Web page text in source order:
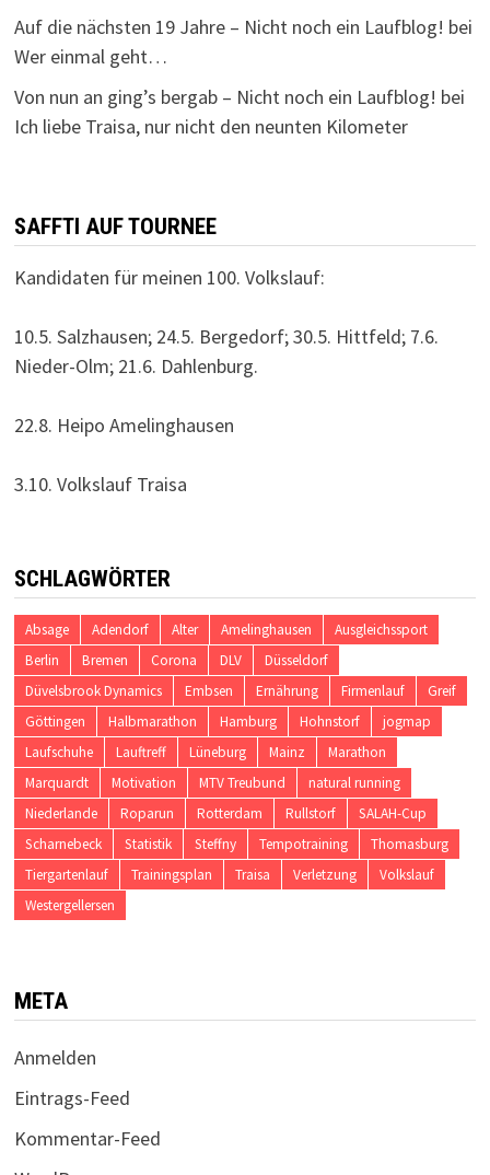
Auf die nächsten 19 Jahre – Nicht noch ein Laufblog! bei
Wer einmal geht…
Von nun an ging’s bergab – Nicht noch ein Laufblog! bei
Ich liebe Traisa, nur nicht den neunten Kilometer
SAFFTI AUF TOURNEE
Kandidaten für meinen 100. Volkslauf:
10.5. Salzhausen; 24.5. Bergedorf; 30.5. Hittfeld; 7.6.
Nieder-Olm; 21.6. Dahlenburg.
22.8. Heipo Amelinghausen
3.10. Volkslauf Traisa
SCHLAGWÖRTER
Absage Adendorf Alter Amelinghausen
Ausgleichssport
Berlin
Bremen Corona DLV
Düsseldorf
Düvelsbrook Dynamics
Embsen Ernährung Firmenlauf
Greif
Göttingen
Halbmarathon Hamburg Hohnstorf
jogmap
Laufschuhe
Lauftreff Lüneburg Mainz
Marathon
Marquardt
Motivation MTV Treubund
natural running
Niederlande
Roparun Rotterdam Rullstorf
SALAH-Cup
Scharnebeck
Statistik Steffny Tempotraining
Thomasburg
Tiergartenlauf
Trainingsplan Traisa Verletzung
Volkslauf
Westergellersen
META
Anmelden
Eintrags-Feed
Kommentar-Feed